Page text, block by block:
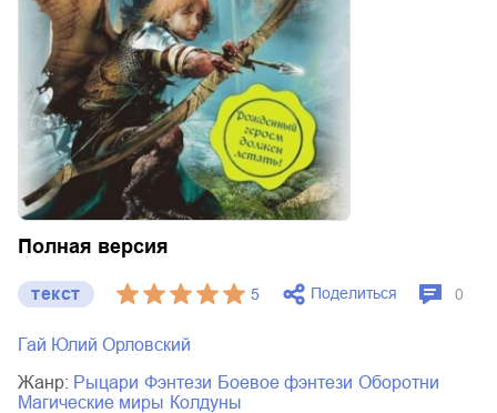
Полная версия
текст 5 Поделиться 0
Гай Юлий Орловский
Жанр:
рыцари фэнтези боевое фэнтези
оборотни
магические миры
колдуны